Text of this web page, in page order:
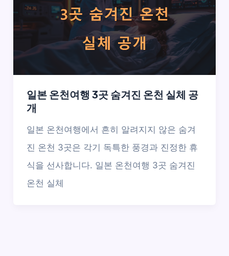
일본 온천여행 3곳 숨겨진 온천 실체 공
개
일본 온천여행에서 흔히 알려지지 않은 숨겨
진 온천 3곳은 각기 독특한 풍경과 진정한 휴
식을 선사합니다. 일본 온천여행 3곳 숨겨진
온천 실체